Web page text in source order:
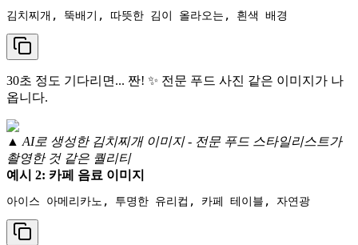
30초 정도 기다리면... 짠! ✨ 전문 푸드 사진 같은 이미지가 나
옵니다.
▲ AI로 생성한 김치찌개 이미지 - 전문 푸드 스타일리스트가
촬영한 것 같은 퀄리티
예시 2: 카페 음료 이미지